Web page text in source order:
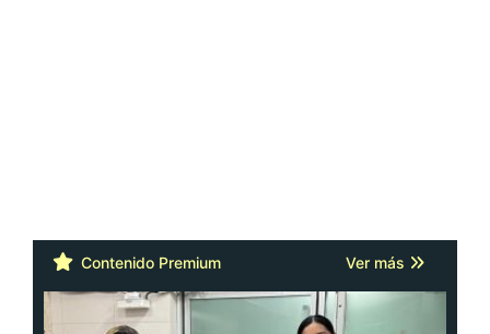
Contenido Premium Ver más